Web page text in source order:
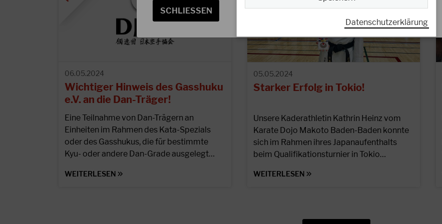
Datenschutzerklärung
06.05.2024
Wichtiger Hinweis des Gasshuku
e.V. an die Dan-Träger!
Eine Teilnahme von Dan-Trägern an
Einheiten im Rahmen des Kata-Spezials
oder des Gasshukus, die für bestimmte
Kyu- oder andere Dan-Grade ausgelegt…
WEITERLESEN
05.05.2024
Starker Erfolg in Tokio!
Unsere Kaderathletin Kathrin Heinz vom
Karate Dojo Makoto Baden-Baden konnte
sich im Rahmen ihres Japanaufenthalts
beim Qualifikationsturnier in Tokio…
WEITERLESEN
SCHLIESSEN